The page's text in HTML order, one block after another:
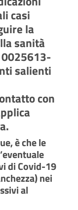
casi
la
sanità
salienti
con
è che le
di Covid-19
nei
al